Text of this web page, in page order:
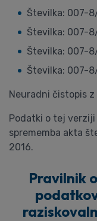
Številka: 007-
Številka: 007-
Številka: 007-
Številka: 007-
Neuradni čistopis z
Podatki o tej
sprememba akta
2016.
Pravilnik